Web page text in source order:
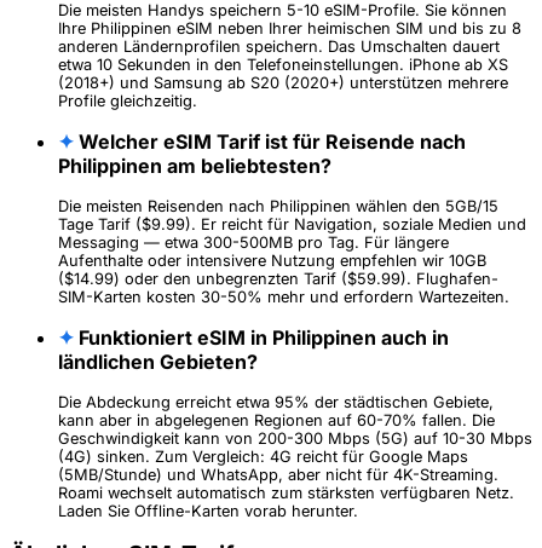
Die meisten Handys speichern 5-10 eSIM-Profile. Sie können
Ihre Philippinen eSIM neben Ihrer heimischen SIM und bis zu 8
anderen Ländernprofilen speichern. Das Umschalten dauert
etwa 10 Sekunden in den Telefoneinstellungen. iPhone ab XS
(2018+) und Samsung ab S20 (2020+) unterstützen mehrere
Profile gleichzeitig.
✦ Welcher eSIM Tarif ist für Reisende nach
Philippinen am beliebtesten?
Die meisten Reisenden nach Philippinen wählen den 5GB/15
Tage Tarif ($9.99). Er reicht für Navigation, soziale Medien und
Messaging — etwa 300-500MB pro Tag. Für längere
Aufenthalte oder intensivere Nutzung empfehlen wir 10GB
($14.99) oder den unbegrenzten Tarif ($59.99). Flughafen-
SIM-Karten kosten 30-50% mehr und erfordern Wartezeiten.
✦ Funktioniert eSIM in Philippinen auch in
ländlichen Gebieten?
Die Abdeckung erreicht etwa 95% der städtischen Gebiete,
kann aber in abgelegenen Regionen auf 60-70% fallen. Die
Geschwindigkeit kann von 200-300 Mbps (5G) auf 10-30 Mbps
(4G) sinken. Zum Vergleich: 4G reicht für Google Maps
(5MB/Stunde) und WhatsApp, aber nicht für 4K-Streaming.
Roami wechselt automatisch zum stärksten verfügbaren Netz.
Laden Sie Offline-Karten vorab herunter.